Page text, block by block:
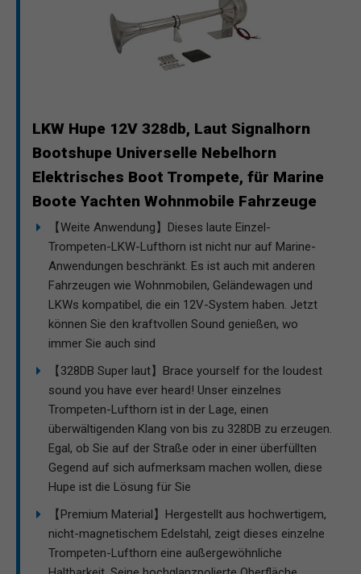
LKW Hupe 12V 328db, Laut Signalhorn
Bootshupe Universelle Nebelhorn
Elektrisches Boot Trompete, für Marine
Boote Yachten Wohnmobile Fahrzeuge
【Weite Anwendung】Dieses laute Einzel-
Trompeten-LKW-Lufthorn ist nicht nur auf Marine-
Anwendungen beschränkt. Es ist auch mit anderen
Fahrzeugen wie Wohnmobilen, Geländewagen und
LKWs kompatibel, die ein 12V-System haben. Jetzt
können Sie den kraftvollen Sound genießen, wo
immer Sie auch sind
【328DB Super laut】Brace yourself for the loudest
sound you have ever heard! Unser einzelnes
Trompeten-Lufthorn ist in der Lage, einen
überwältigenden Klang von bis zu 328DB zu erzeugen.
Egal, ob Sie auf der Straße oder in einer überfüllten
Gegend auf sich aufmerksam machen wollen, diese
Hupe ist die Lösung für Sie
【Premium Material】Hergestellt aus hochwertigem,
nicht-magnetischem Edelstahl, zeigt dieses einzelne
Trompeten-Lufthorn eine außergewöhnliche